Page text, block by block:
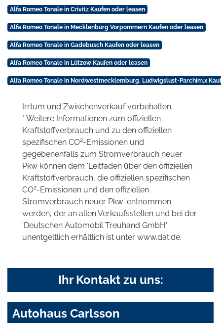
Alfa Romeo Tonale in Crivitz Kaufen oder leasen
Alfa Romeo Tonale in Mecklenburg Vorpommern Kaufen oder leasen
Alfa Romeo Tonale in Gadebusch Kaufen oder leasen
Alfa Romeo Tonale in Lützow Kaufen oder leasen
Alfa Romeo Tonale in Nordwestmecklemburg, Ludwigslust-Parchim,x
Irrtum und Zwischenverkauf vorbehalten.
* Weitere Informationen zum offiziellen
Kraftstoffverbrauch und zu den offiziellen
spezifischen CO2-Emissionen und
gegebenenfalls zum Stromverbrauch neuer
Pkw können dem 'Leitfaden über den offiziellen
Kraftstoffverbrauch, die offiziellen spezifischen
CO2-Emissionen und den offiziellen
Stromverbrauch neuer Pkw' entnommen
werden, der an allen Verkaufsstellen und bei der
'Deutschen Automobil Treuhand GmbH'
unentgeltlich erhältlich ist unter www.dat.de.
Ihr Kontakt zu uns:
Autohaus Carlsson